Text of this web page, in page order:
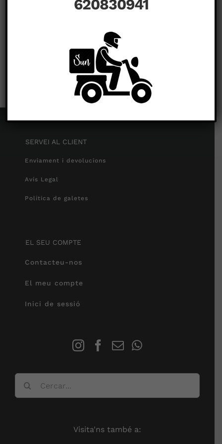
SERVEI AL CLIENT
Enviament i devolucions
Avís Legal
Política de galetes
EL SEU COMPTE
Contacteu-nos
El meu compte
Inici de sessió
Visita'ns també a:
620830941